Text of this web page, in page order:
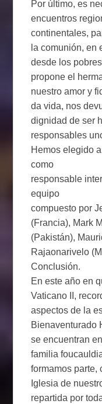
Por último, es
encuentros
continentales,
la comunión, en
desde los
propone el
nuestro amor y
da vida, nos
dignidad de ser
responsables
Hemos elegido
como
responsable
equipo
compuesto por
(Francia), Mark
(Pakistán),
Rajaonarivelo
Conclusión.
En este año en
Vaticano II,
aspectos de la
Bienaventurado
se encuentran
familia
formamos parte,
Iglesia de
repartida por